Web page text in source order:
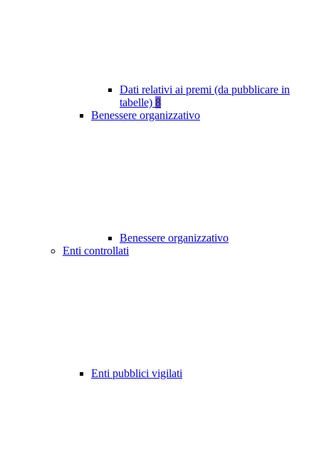
Dati relativi ai premi (da pubblicare in
tabelle) 8
Benessere organizzativo
Benessere organizzativo
Enti controllati
Enti pubblici vigilati